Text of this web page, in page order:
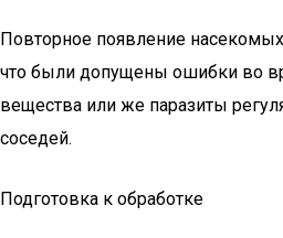
Повторное появление
что были допущены ошибки во
вещества или же паразиты
соседей.
Подготовка к обработке